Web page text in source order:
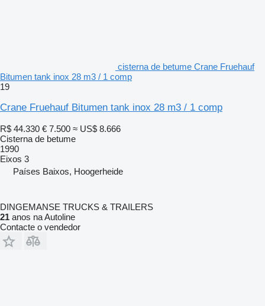
cisterna de betume Crane Fruehauf
Bitumen tank inox 28 m3 / 1 comp
19
Crane Fruehauf Bitumen tank inox 28 m3 / 1 comp
R$ 44.330 € 7.500 ≈ US$ 8.666
Cisterna de betume
1990
Eixos 3
Países Baixos, Hoogerheide
DINGEMANSE TRUCKS & TRAILERS
21 anos na Autoline
Contacte o vendedor